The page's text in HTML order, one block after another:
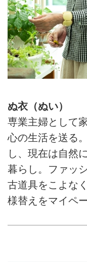
ぬ衣（ぬい）
専業主婦として
心の生活を送る
し、現在は自然
暮らし。ファッ
古道具をこよな
様替えをマイペ